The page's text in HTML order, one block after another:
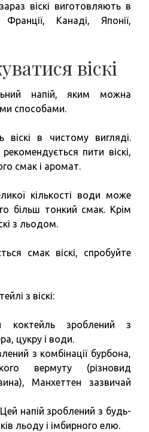
віскі виготовляють в
Канаді, Японії,
віскі
напій, яким можна
способами.
віскі в чистому вигляді.
пити віскі,
смак і аромат.
кількості води може
більш тонкий смак. Крім
з льодом.
смак віскі, спробуйте
з віскі:
зроблений з
цукру і води.
з комбінації бурбона,
вермуту (різновид
Манхеттен зазвичай
напій зроблений з будь-
льоду і імбирного елю.